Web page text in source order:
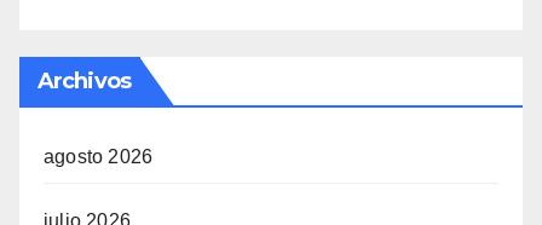
Archivos
agosto 2026
julio 2026